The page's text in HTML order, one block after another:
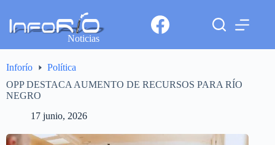
Noticias
Inforío
Política
OPP DESTACA AUMENTO DE RECURSOS PARA RÍO
NEGRO
17 junio, 2026